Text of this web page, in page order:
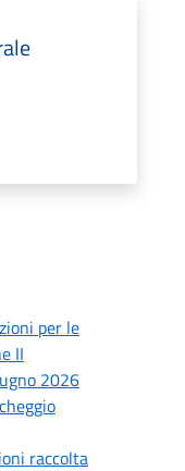
per le
II
2026
raccolta